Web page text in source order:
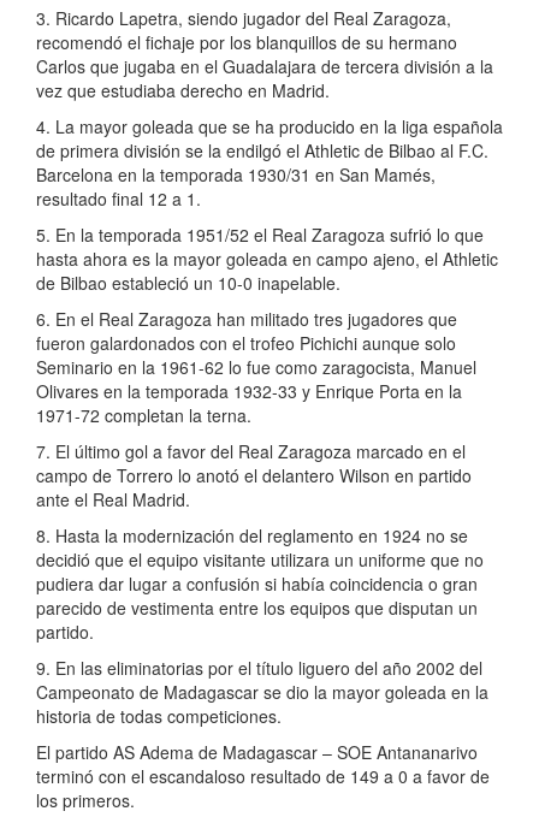
3. Ricardo Lapetra, siendo jugador del Real Zaragoza,
recomendó el fichaje por los blanquillos de su hermano
Carlos que jugaba en el Guadalajara de tercera división a la
vez que estudiaba derecho en Madrid.
4. La mayor goleada que se ha producido en la liga española
de primera división se la endilgó el Athletic de Bilbao al F.C.
Barcelona en la temporada 1930/31 en San Mamés,
resultado final 12 a 1.
5. En la temporada 1951/52 el Real Zaragoza sufrió lo que
hasta ahora es la mayor goleada en campo ajeno, el Athletic
de Bilbao estableció un 10-0 inapelable.
6. En el Real Zaragoza han militado tres jugadores que
fueron galardonados con el trofeo Pichichi aunque solo
Seminario en la 1961-62 lo fue como zaragocista, Manuel
Olivares en la temporada 1932-33 y Enrique Porta en la
1971-72 completan la terna.
7. El último gol a favor del Real Zaragoza marcado en el
campo de Torrero lo anotó el delantero Wilson en partido
ante el Real Madrid.
8. Hasta la modernización del reglamento en 1924 no se
decidió que el equipo visitante utilizara un uniforme que no
pudiera dar lugar a confusión si había coincidencia o gran
parecido de vestimenta entre los equipos que disputan un
partido.
9. En las eliminatorias por el título liguero del año 2002 del
Campeonato de Madagascar se dio la mayor goleada en la
historia de todas competiciones.
El partido AS Adema de Madagascar – SOE Antananarivo
terminó con el escandaloso resultado de 149 a 0 a favor de
los primeros.